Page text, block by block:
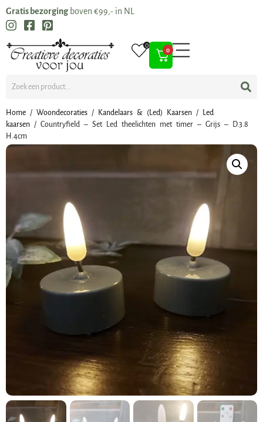
Gratis bezorging boven €99,- in NL
0
0
Home / Woondecoraties / Kandelaars & (Led) Kaarsen /
Led
kaarsen / Countryfield – Set Led theelichten met timer – Grijs – D.3.8
H.4cm